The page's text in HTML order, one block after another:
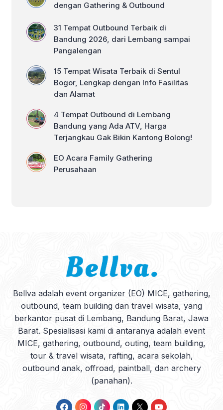
dengan Gathering & Outbound
31 Tempat Outbound Terbaik di
Bandung 2026, dari Lembang sampai
Pangalengan
15 Tempat Wisata Terbaik di Sentul
Bogor, Lengkap dengan Info Fasilitas
dan Alamat
4 Tempat Outbound di Lembang
Bandung yang Ada ATV, Harga
Terjangkau Gak Bikin Kantong Bolong!
EO Acara Family Gathering
Perusahaan
Bellva adalah event organizer (EO) MICE, gathering,
outbound, team building dan travel wisata, yang
berkantor pusat di Lembang, Bandung Barat, Jawa
Barat. Spesialisasi kami di antaranya adalah event
MICE, gathering, outbound, outing, team building,
tour & travel wisata, rafting, acara sekolah,
outbound anak, offroad, paintball, dan archery
(panahan).